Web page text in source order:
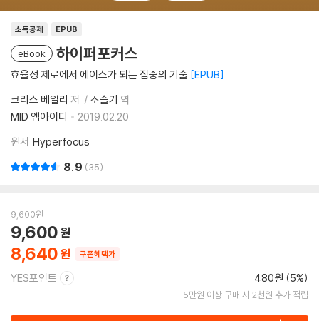
소득공제 EPUB
eBook 하이퍼포커스
효율성 제로에서 에이스가 되는 집중의 기술 EPUB
크리스 베일리 저 소슬기 역
MID 엠아이디
2019.02.20.
원서 Hyperfocus
8.9 35
9,600원
8,640
9,600
쿠폰혜택가
YES포인트 480원 (5%)
5만원 이상 구매 시 2천원 추가 적립